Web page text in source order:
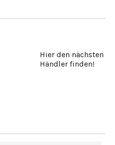
Hier den nächsten
Händler finden!